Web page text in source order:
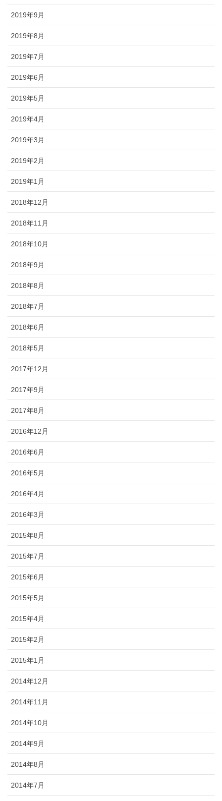
2019年9月
2019年8月
2019年7月
2019年6月
2019年5月
2019年4月
2019年3月
2019年2月
2019年1月
2018年12月
2018年11月
2018年10月
2018年9月
2018年8月
2018年7月
2018年6月
2018年5月
2017年12月
2017年9月
2017年8月
2016年12月
2016年6月
2016年5月
2016年4月
2016年3月
2015年8月
2015年7月
2015年6月
2015年5月
2015年4月
2015年2月
2015年1月
2014年12月
2014年11月
2014年10月
2014年9月
2014年8月
2014年7月